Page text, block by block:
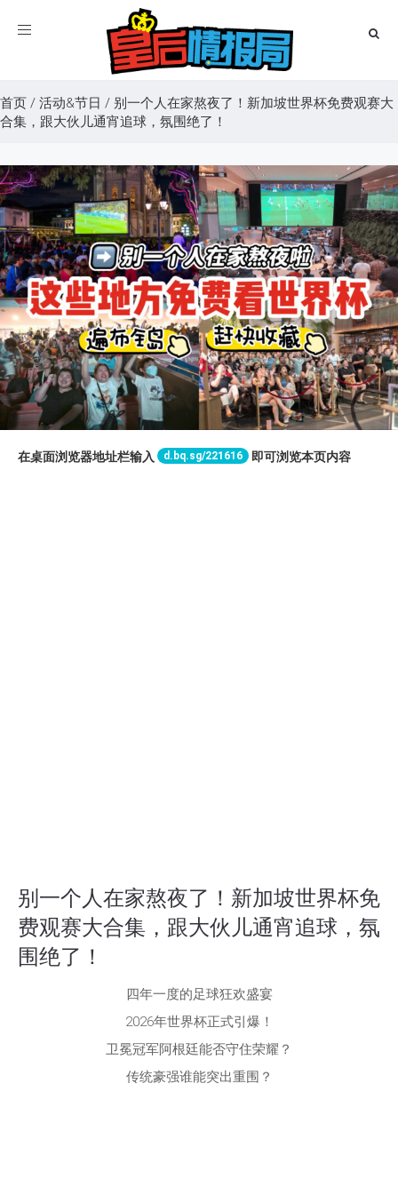
Toggle
首页 / 活动&节日 / 别一个人在家熬夜了！新加坡世界杯免费观赛大
合集，跟大伙儿通宵追球，氛围绝了！
在桌面浏览器地址栏输入 d.bq.sg/221616 即可浏览本页内容
别一个人在家熬夜了！新加坡世界杯免
费观赛大合集，跟大伙儿通宵追球，氛
围绝了！
四年一度的足球狂欢盛宴
2026年世界杯正式引爆！
卫冕冠军阿根廷能否守住荣耀？
传统豪强谁能突出重围？